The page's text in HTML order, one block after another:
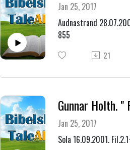
Jan 25, 2017
Audnastrand
855
21
Jan 25, 2017
Sola 16.09.2001.